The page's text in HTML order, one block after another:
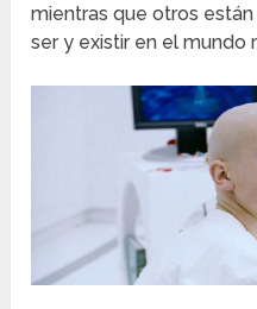
mientras que otros
ser y existir en el mundo